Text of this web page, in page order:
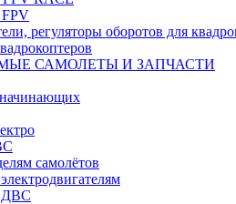
регуляторы оборотов для
САМОЛЕТЫ И ЗАПЧАСТИ
самолётов
ДВС